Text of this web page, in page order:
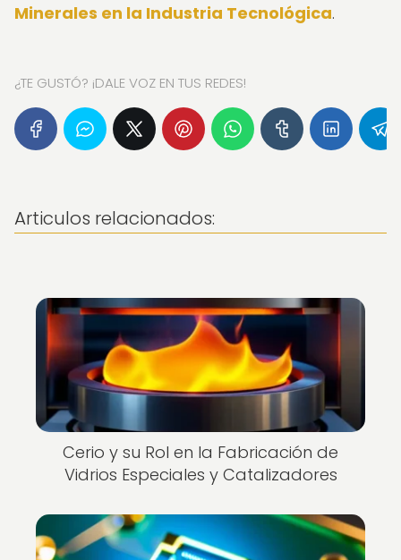
Minerales en la Industria Tecnológica.
¿TE GUSTÓ? ¡DALE VOZ EN TUS REDES!
Articulos relacionados:
Cerio y su Rol en la Fabricación de
Vidrios Especiales y Catalizadores